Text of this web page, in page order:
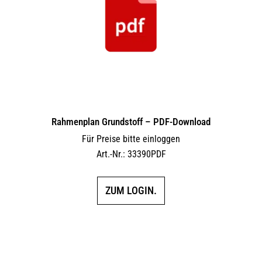
Rahmenplan Grundstoff – PDF-Download
Für Preise bitte einloggen
Art.-Nr.: 33390PDF
ZUM LOGIN.